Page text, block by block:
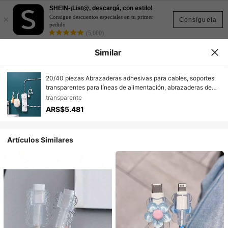
Consíguela
×
SHEIN-¡List@, descargá, con estilo!
Consigue descuentos especiales en tu primer
pedido
(5,000)
Similar
20/40 piezas Abrazaderas adhesivas para cables, soportes
transparentes para líneas de alimentación, abrazaderas de
plástico para gestión de cables en paredes y debajo de
mesas
transparente
ARS$5.481
Artículos Similares